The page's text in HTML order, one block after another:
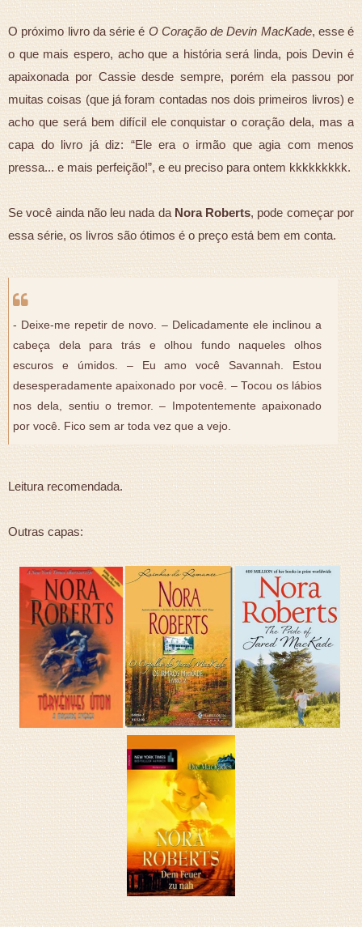
O próximo livro da série éO Coração de Devin MacKade, esse é
o que mais espero, acho que a história será linda, pois Devin é
apaixonada por Cassie desde sempre, porém ela passou por
muitas coisas (que já foram contadas nos dois primeiros livros) e
acho que será bem difícil ele conquistar o coração dela, mas a
capa do livro já diz: “Ele era o irmão que agia com menos
pressa... e mais perfeição!”, e eu preciso para ontem kkkkkkkkk.
Se você ainda não leu nada da Nora Roberts, pode começar por
essa série, os livros são ótimos é o preço está bem em conta.
- Deixe-me repetir de novo. – Delicadamente ele inclinou a
cabeça dela para trás e olhou fundo naqueles olhos
escuros e úmidos. – Eu amo você Savannah. Estou
desesperadamente apaixonado por você. – Tocou os lábios
nos dela, sentiu o tremor. – Impotentemente apaixonado
por você. Fico sem ar toda vez que a vejo.
Leitura recomendada.
Outras capas: